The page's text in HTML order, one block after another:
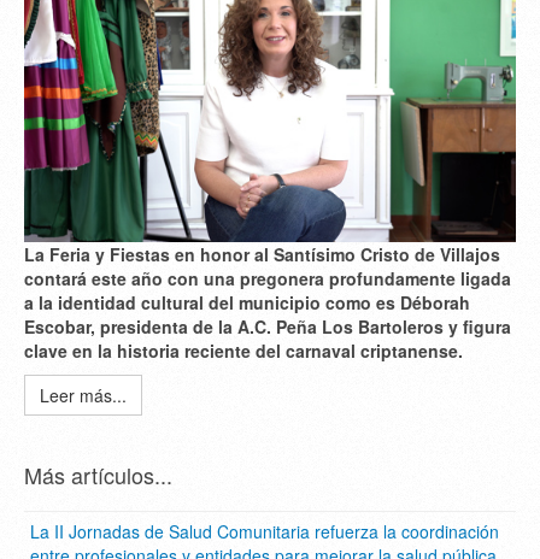
La Feria y Fiestas en honor al Santísimo Cristo de Villajos
contará este año con una pregonera profundamente ligada
a la identidad cultural del municipio como es Déborah
Escobar, presidenta de la A.C. Peña Los Bartoleros y figura
clave en la historia reciente del carnaval criptanense.
Leer más...
Más artículos...
La II Jornadas de Salud Comunitaria refuerza la coordinación